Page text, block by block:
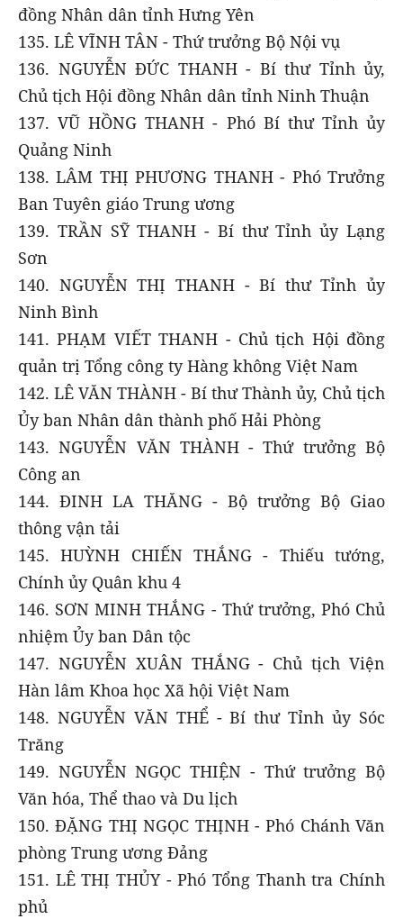
đồng Nhân dân tỉnh Hưng Yên
135. LÊ VĨNH TÂN - Thứ trưởng Bộ Nội vụ
136. NGUYỄN ĐỨC THANH - Bí thư Tỉnh ủy,
Chủ tịch Hội đồng Nhân dân tỉnh Ninh Thuận
137. VŨ HỒNG THANH - Phó Bí thư Tỉnh ủy
Quảng Ninh
138. LÂM THỊ PHƯƠNG THANH - Phó Trưởng
Ban Tuyên giáo Trung ương
139. TRẦN SỸ THANH - Bí thư Tỉnh ủy Lạng
Sơn
140. NGUYỄN THỊ THANH - Bí thư Tỉnh ủy
Ninh Bình
141. PHẠM VIẾT THANH - Chủ tịch Hội đồng
quản trị Tổng công ty Hàng không Việt Nam
142. LÊ VĂN THÀNH - Bí thư Thành ủy, Chủ tịch
Ủy ban Nhân dân thành phố Hải Phòng
143. NGUYỄN VĂN THÀNH - Thứ trưởng Bộ
Công an
144. ĐINH LA THĂNG - Bộ trưởng Bộ Giao
thông vận tải
145. HUỲNH CHIẾN THẮNG - Thiếu tướng,
Chính ủy Quân khu 4
146. SƠN MINH THẮNG - Thứ trưởng, Phó Chủ
nhiệm Ủy ban Dân tộc
147. NGUYỄN XUÂN THẮNG - Chủ tịch Viện
Hàn lâm Khoa học Xã hội Việt Nam
148. NGUYỄN VĂN THỂ - Bí thư Tỉnh ủy Sóc
Trăng
149. NGUYỄN NGỌC THIỆN - Thứ trưởng Bộ
Văn hóa, Thể thao và Du lịch
150. ĐẶNG THỊ NGỌC THỊNH - Phó Chánh Văn
phòng Trung ương Đảng
151. LÊ THỊ THỦY - Phó Tổng Thanh tra Chính
phủ